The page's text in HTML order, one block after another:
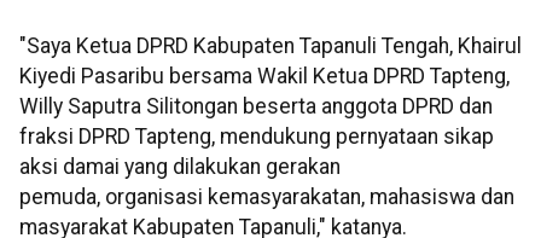
"Saya Ketua DPRD Kabupaten Tapanuli Tengah, Khairul
Kiyedi Pasaribu bersama Wakil Ketua DPRD Tapteng,
Willy Saputra Silitongan beserta anggota DPRD dan
fraksi DPRD Tapteng, mendukung pernyataan sikap
aksi damai yang dilakukan gerakan
pemuda, organisasi kemasyarakatan, mahasiswa dan
masyarakat Kabupaten Tapanuli," katanya.